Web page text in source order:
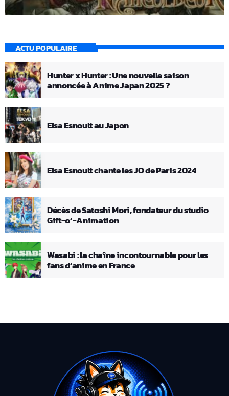
ACTU POPULAIRE
Hunter x Hunter : Une nouvelle saison
annoncée à Anime Japan 2025 ?
Elsa Esnoult au Japon
Elsa Esnoult chante les JO de Paris 2024
Décès de Satoshi Mori, fondateur du studio
Gift-o’-Animation
Wasabi : la chaîne incontournable pour les
fans d’anime en France